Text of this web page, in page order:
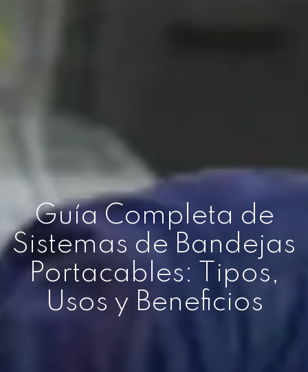
Guía Completa de
Sistemas de Bandejas
Portacables: Tipos,
Usos y Beneficios